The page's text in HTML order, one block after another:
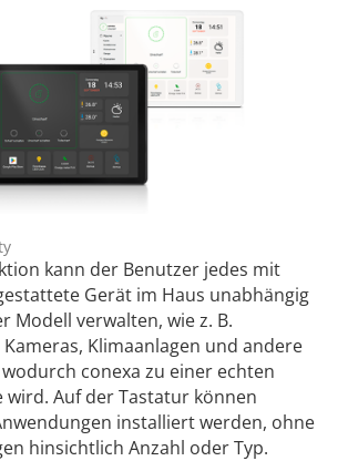
kann der Benutzer jedes mit
Gerät im Haus unabhängig
Modell verwalten, wie z. B.
Klimaanlagen und andere
conexa zu einer echten
wird. Auf der Tastatur können
installiert werden, ohne
hinsichtlich Anzahl oder Typ.